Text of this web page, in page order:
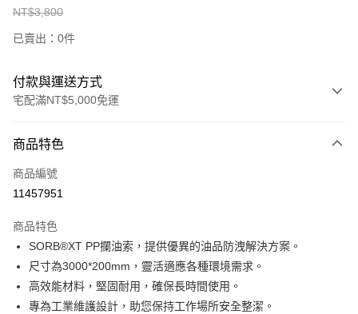
NT$3,800
已賣出：0件
付款與運送方式
宅配滿NT$5,000免運
信用卡一次付款
信用卡分期付款
合作金庫商業銀行
華南商業銀行
彰化商業銀行
上海商業儲蓄銀行
台北富邦商業銀行
國泰世華商業銀行
兆豐國際商業銀行
臺灣中小企業銀行
台中商業銀行
6 期 0 利率 每期
華南商業銀行
彰化商業銀行
上海商業儲蓄銀行
台北富邦商業銀行
國泰世華商業銀行
兆豐國際商業銀行
LINE Pay
Apple Pay
商品特色
商品編號
11457951
商品特色
SORB®XT PP攔油索，提供優異的油品防洩解決方案。
尺寸為3000*200mm，靈活適應各種環境需求。
高效能材料，堅固耐用，確保長時間使用。
專為工業維護設計，助您保持工作場所安全整潔。